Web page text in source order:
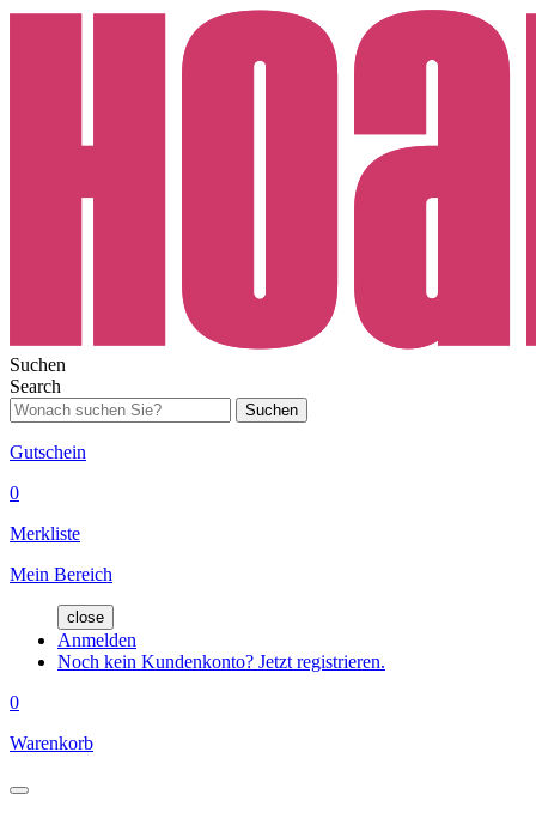
Suchen
Search
Suchen
Gutschein
0
Merkliste
Mein Bereich
close
Anmelden
Noch kein Kundenkonto? Jetzt registrieren.
0
Warenkorb